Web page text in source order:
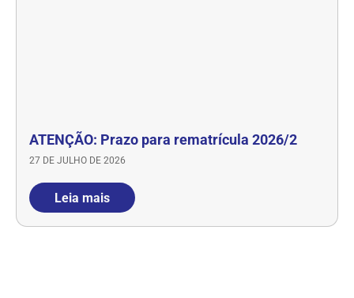
ATENÇÃO: Prazo para rematrícula 2026/2
27 DE JULHO DE 2026
Leia mais